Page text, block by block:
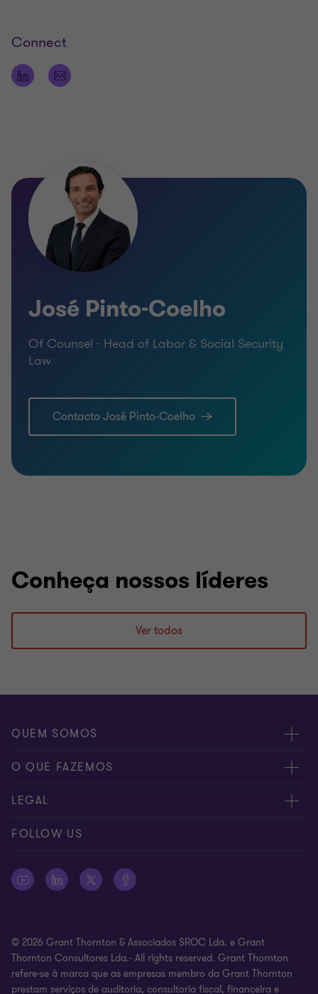
Contencioso laboral;
Compliance laboral;
Deveres do empregador.
deveres do empregador, segurança no trabalho e
enquadramentos de compliance laboral.
O seu principal foco é apoiar organizações na
gestão responsável das suas relações laborais,
assegurando conformidade legal, mitigação de
riscos e adequação das práticas internas às
Connect
José Pinto-Coelho
Of Counsel - Head of Labor & Social Security
Law
Contacto José Pinto-Coelho
Conheça nossos líderes
Ver todos
QUEM SOMOS
Sobre nós
Os nossos especialistas
O QUE FAZEMOS
Auditoria & Assurance
Fiscalidade (Tax)
Consultora (Advisory)
LEGAL
Privacy
Cookies policy
Código de Conduta
Plano de Prevenção de Riscos de Corrupção e Infrações
FOLLOW US
© 2026 Grant Thornton & Associados SROC Lda. e Grant
Thornton Consultores Lda.- All rights reserved. Grant Thornton
refere-se à marca que as empresas membro da Grant Thornton
prestam serviços de auditoria, consultoria fiscal, financeira e